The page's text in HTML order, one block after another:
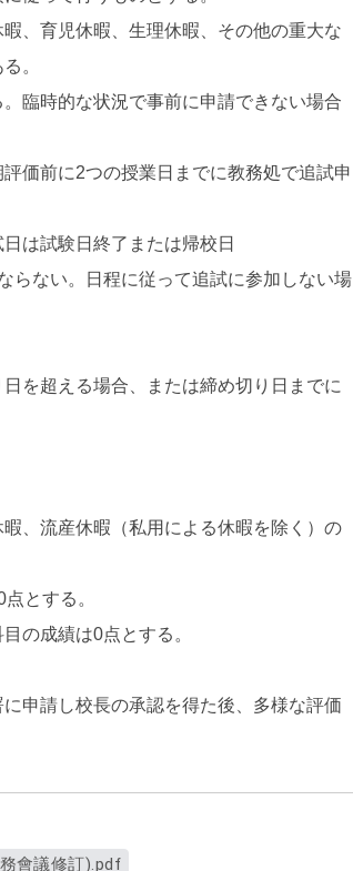
、育児休暇、生理休暇、その他の重大な
。
臨時的な状況で事前に申請できない場合
価前に2つの授業日までに教務処で追試申
は試験日終了または帰校日
らない。日程に従って追試に参加しない場
を超える場合、または締め切り日までに
、流産休暇（私用による休暇を除く）の
とする。
の成績は0点とする。
申請し校長の承認を得た後、多様な評価
會議修訂).pdf